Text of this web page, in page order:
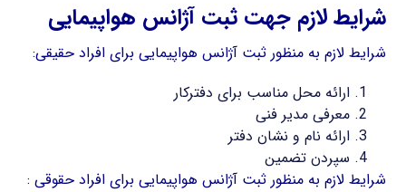
شرایط لازم جهت ثبت آژانس هواپیمایی
شرایط لازم به منظور ثبت آژانس هواپیمایی برای افراد حقیقی:
ارائه محل مناسب برای دفترکار
معرفی مدیر فنی
ارائه نام و نشان دفتر
سپردن تضمین
شرایط لازم به منظور ثبت آژانس هواپیمایی برای افراد حقوقی :